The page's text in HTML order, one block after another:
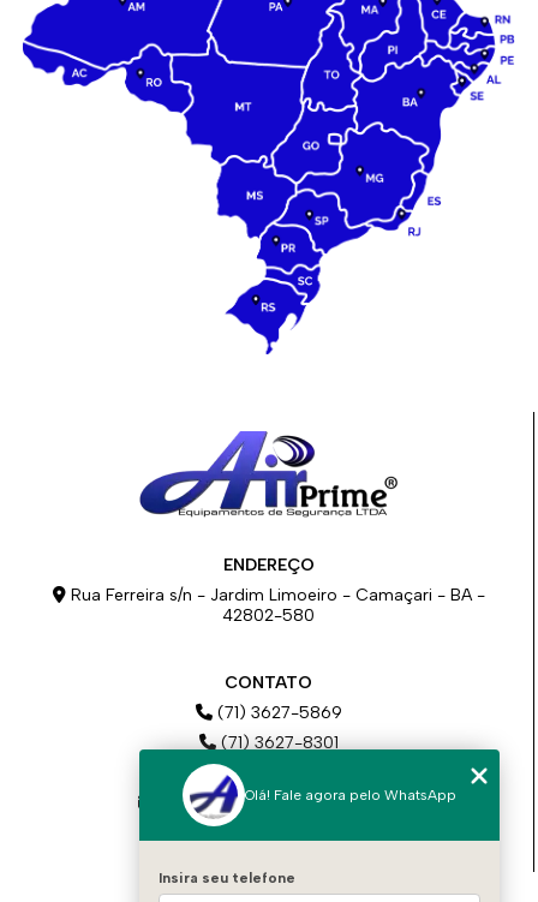
ENDEREÇO
Rua Ferreira s/n - Jardim Limoeiro - Camaçari - BA -
42802-580
CONTATO
(71) 3627-5869
(71) 3627-8301
(71) 98777-2717
comercial@airprimeba.com.br
Olá! Fale agora pelo WhatsApp
Insira seu telefone